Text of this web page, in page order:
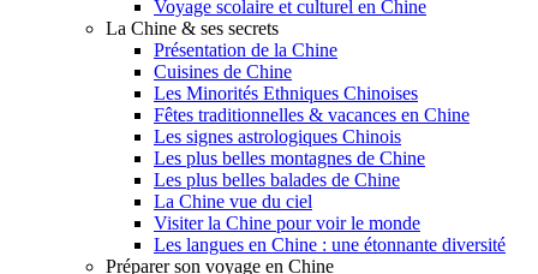
Voyage scolaire et culturel en Chine
La Chine & ses secrets
Présentation de la Chine
Cuisines de Chine
Les Minorités Ethniques Chinoises
Fêtes traditionnelles & vacances en Chine
Les signes astrologiques Chinois
Les plus belles montagnes de Chine
Les plus belles balades de Chine
La Chine vue du ciel
Visiter la Chine pour voir le monde
Les langues en Chine : une étonnante diversité
Préparer son voyage en Chine